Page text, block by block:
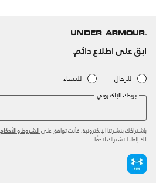
ابق على اطلاع دائم.
للرجال للنساء
بريدك الإلكتروني
باشتراكك بنشرتنا الإلكترونية، فأنت توافق على الشروط والأحكام
لك إلغاء الاشتراك لاحقًا.